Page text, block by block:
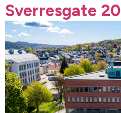
Sverresgate 20